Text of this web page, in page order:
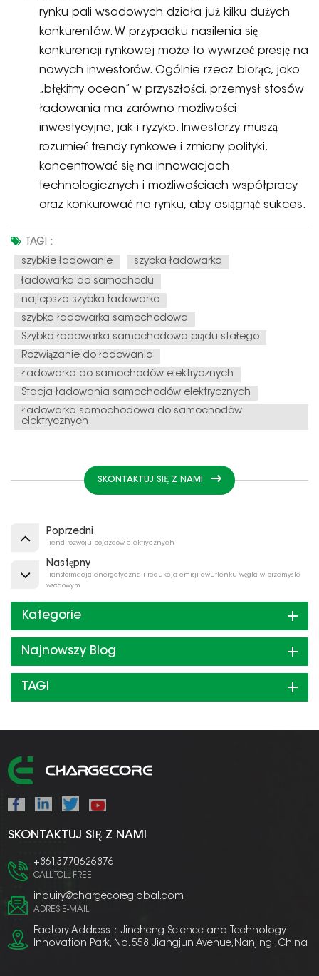
rynku pali wsadowych działa już kilku dużych
konkurentów. W przypadku nasilenia się
konkurencji rynkowej może to wywrzeć presję na
nowych inwestorów. Ogólnie rzecz biorąc, jako
„błękitny ocean” w przyszłości, przemysł stosów
ładowania ma zarówno możliwości
inwestycyjne, jak i ryzyko. Inwestorzy muszą
rozumieć trendy rynkowe i zmiany polityki,
koncentrować się na innowacjach
technologicznych i możliwościach współpracy
oraz konkurować na rynku, aby osiągnąć sukces.
TAGI :
szybkie ładowanie
szybka ładowarka
ładowarka do samochodu
najlepsza szybka ładowarka
szybka ładowarka samochodowa
Szybka ładowarka samochodowa prądu stałego
Rozwiązanie do ładowania
Ładowarka do samochodów elektrycznych
Stacja ładowania samochodów elektrycznych
Ładowarka samochodowa do samochodów
elektrycznych
SKONTAKTUJ SIĘ Z NAMI
Poprzedni
Trend rozwoju pojazdów elektrycznych
Następny
Transformacja energetyczna i redukcja emisji dwutlenku węgla w przemyśle
wsadowym
Kategorie
Najnowszy Blog
TAGI
SKONTAKTUJ SIĘ Z NAMI
+8613770626876
CALL TOLL FREE
inquiry@chargecoreglobal.com
ADRES E-MAIL
Factory Address：Jincheng Science and Technology
Innovation Park, No. 558 Jiangjun Avenue,Nanjing ,China